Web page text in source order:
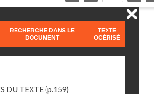
RECHERCHE DANS LE
DOCUMENT
TEXTE
OCÉRISÉ
DU TEXTE(p.159)